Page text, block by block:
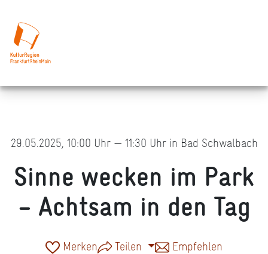
29.05.2025, 10:00 Uhr — 11:30 Uhr in Bad Schwalbach
Sinne wecken im Park
– Achtsam in den Tag
Merken Teilen Empfehlen